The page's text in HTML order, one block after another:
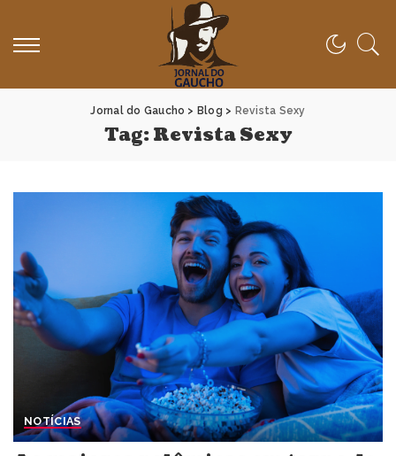
Jornal do Gaucho > Blog > Revista Sexy
Tag:Revista Sexy
NOTÍCIAS